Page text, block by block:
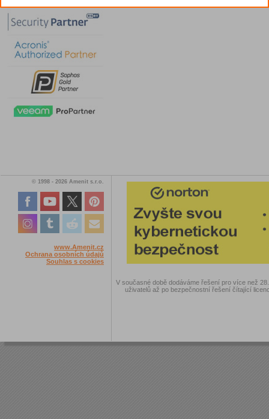
© 1998 - 2026 Amenit s.r.o.
www.Amenit.cz
Ochrana osobních údajů
Souhlas s cookies
V současné době dodáváme řešení pro více než
uživatelů až po bezpečnostní řešení čítající